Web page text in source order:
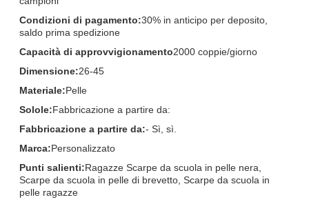
Condizioni di pagamento:30% in anticipo per deposito,
saldo prima spedizione
Capacità di approvvigionamento2000 coppie/giorno
Dimensione:26-45
Materiale:Pelle
Solole:Fabbricazione a partire da:
Fabbricazione a partire da:- Sì, sì.
Marca:Personalizzato
Punti salienti:Ragazze Scarpe da scuola in pelle nera,
Scarpe da scuola in pelle di brevetto, Scarpe da scuola in
pelle ragazze